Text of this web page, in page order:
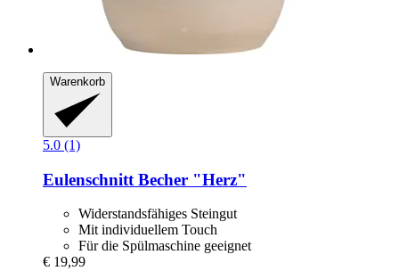
Warenkorb
5.0 (1)
Eulenschnitt Becher "Herz"
Widerstandsfähiges Steingut
Mit individuellem Touch
Für die Spülmaschine geeignet
€ 19,99